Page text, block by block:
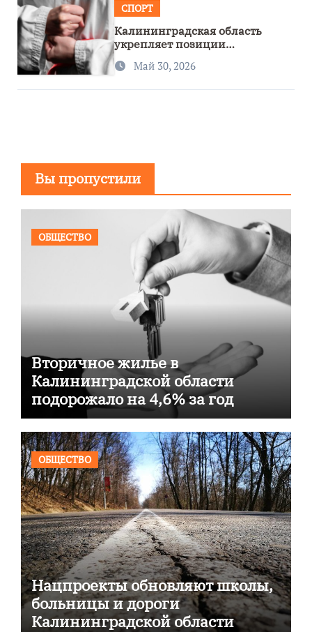
СПОРТ
Калининградская область
укрепляет позиции
спортивного региона
Май 30, 2026
Вы пропустили
ОБЩЕСТВО
Вторичное жилье в
Калининградской области
подорожало на 4,6% за год
ОБЩЕСТВО
Нацпроекты обновляют школы,
больницы и дороги
Калининградской области